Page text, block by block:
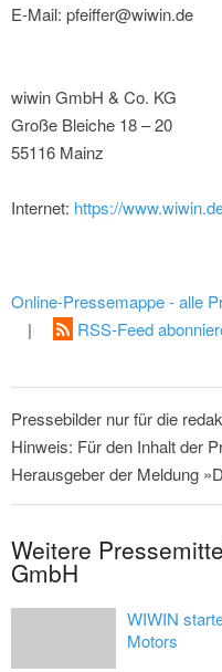
E-Mail: pfeiffer@wiwin.de
wiwin GmbH & Co. KG
Große Bleiche 18 – 20
55116 Mainz
Internet: https://
Online-Pressemappe - alle
|
RSS-Feed
Pressebilder nur für die
Hinweis: Für den Inhalt der
Herausgeber der Meldung
Weitere
GmbH
WIWIN
Motors